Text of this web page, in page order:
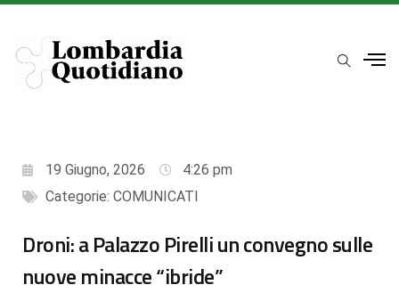
19 Giugno, 2026
4:26 pm
Categorie: COMUNICATI
Droni: a Palazzo Pirelli un convegno sulle
nuove minacce “ibride”